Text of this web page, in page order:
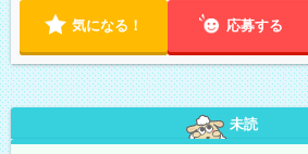
気になる！ 応募する
未読